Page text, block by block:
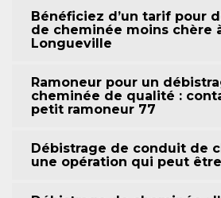
Bénéficiez d’un tarif pour
de cheminée moins chère
Longueville
Ramoneur pour un
cheminée de qualité :
petit ramoneur 77
Débistrage de conduit de
une opération qui peut